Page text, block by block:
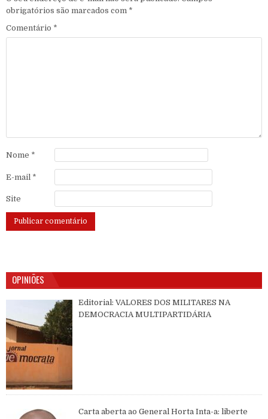
obrigatórios são marcados com *
Comentário *
Nome *
E-mail *
Site
OPINIÕES
Editorial: VALORES DOS MILITARES NA
DEMOCRACIA MULTIPARTIDÁRIA
Carta aberta ao General Horta Inta-a: liberte